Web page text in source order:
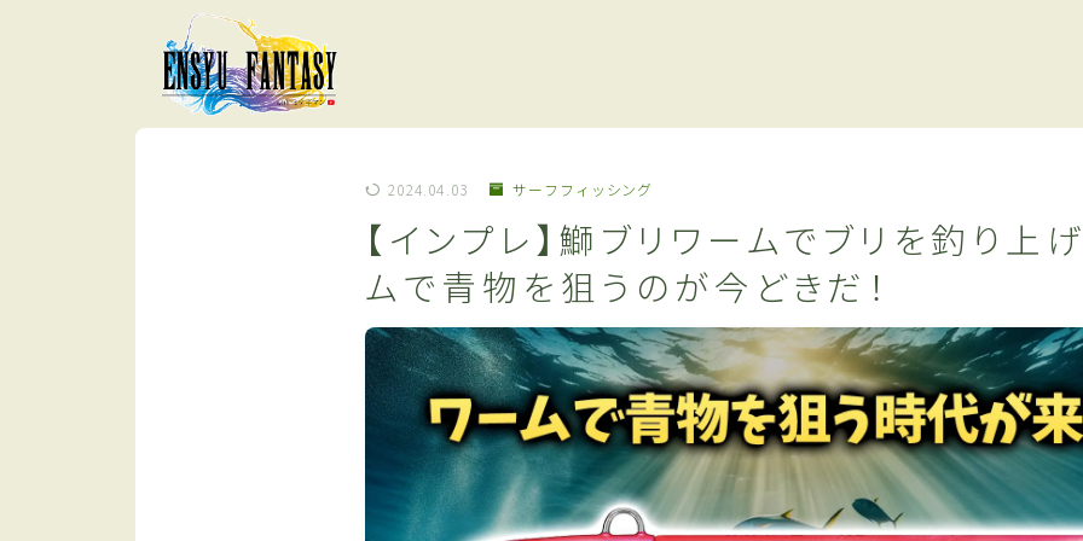
2024.04.03 サーフフィッシング
【インプレ】鰤ブリワームでブリを釣り上
ムで青物を狙うのが今どきだ！